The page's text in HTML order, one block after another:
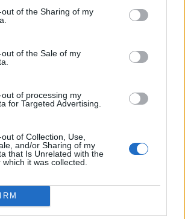
of the Sharing of my
of the Sale of my
of processing my
for Targeted Advertising.
of Collection, Use,
and/or Sharing of my
that Is Unrelated with the
it was collected.
της Giuffre εναντίον του
πρέπει να απορριφθούν σε
Δεν ήξερε καν για αυτό»